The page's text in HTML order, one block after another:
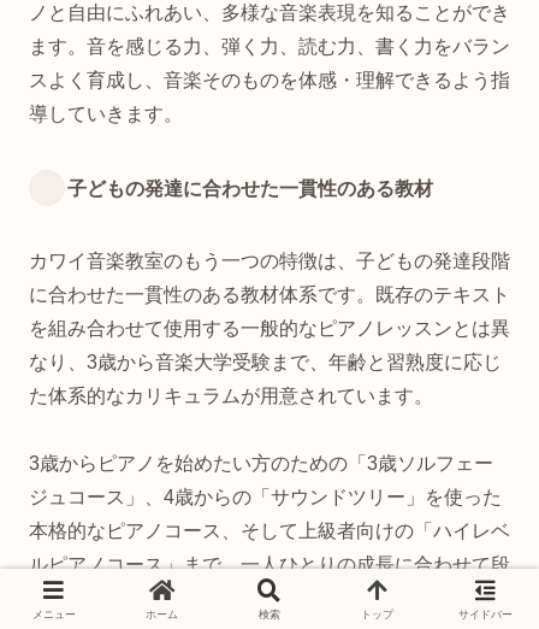
ノと自由にふれあい、多様な音楽表現を知ることができ
ます。音を感じる力、弾く力、読む力、書く力をバラン
スよく育成し、音楽そのものを体感・理解できるよう指
導していきます。
子どもの発達に合わせた一貫性のある教材
カワイ音楽教室のもう一つの特徴は、子どもの発達段階
に合わせた一貫性のある教材体系です。既存のテキスト
を組み合わせて使用する一般的なピアノレッスンとは異
なり、3歳から音楽大学受験まで、年齢と習熟度に応じ
た体系的なカリキュラムが用意されています。
3歳からピアノを始めたい方のための「3歳ソルフェー
ジュコース」、4歳からの「サウンドツリー」を使った
本格的なピアノコース、そして上級者向けの「ハイレベ
ルピアノコース」まで、一人ひとりの成長に合わせて段
階的にスキルアップできる環境が整っています。
メニュー ホーム 検索 トップ サイドバー